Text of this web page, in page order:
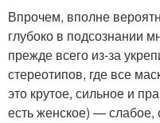
Впрочем, вполне
глубоко в подсознании
прежде всего из-за
стереотипов, где все
это крутое, сильное и
есть женское) — слабое,